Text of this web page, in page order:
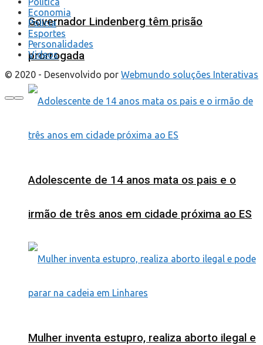
Governador Lindenberg têm prisão
prorrogada
Adolescente de 14 anos mata os pais e o
irmão de três anos em cidade próxima ao ES
Mulher inventa estupro, realiza aborto ilegal e
Economia
Polícia
Esportes
Personalidades
Videos
© 2020 - Desenvolvido por Webmundo soluções Interativas